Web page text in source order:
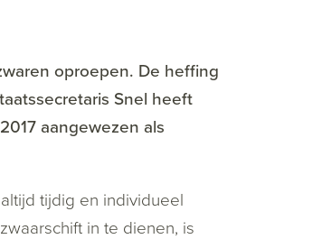
oproepen. De heffing
Snel heeft
aangewezen als
tijdig en individueel
in te dienen, is